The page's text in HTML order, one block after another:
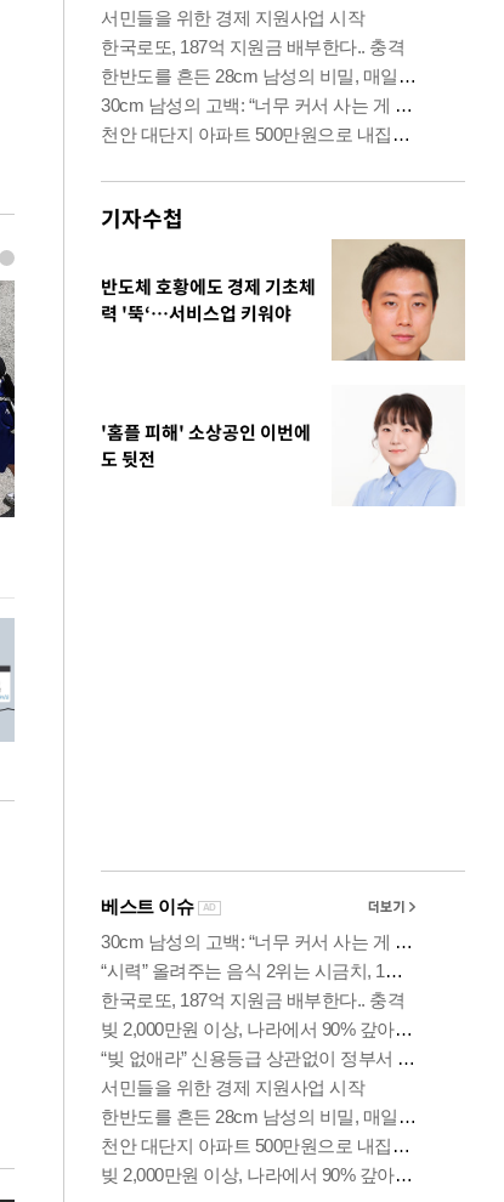
기자수첩
반도체 호황에도 경제 기초체
력 '뚝‘…서비스업 키워야
'홈플 피해' 소상공인 이번에
도 뒷전